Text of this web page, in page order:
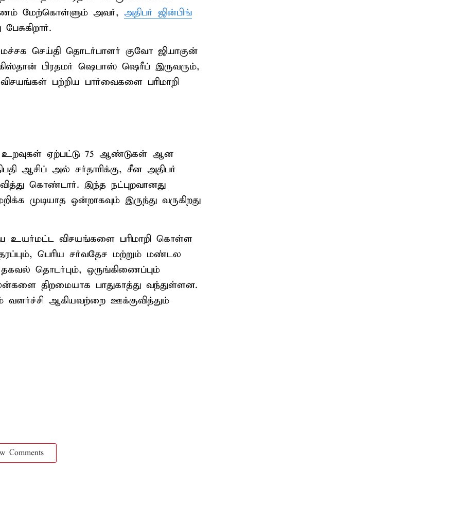
மேற்கொள்ளும் அவர், அதிபர் ஜின்பிங்
செய்தி தொடர்பாளர் குவோ ஜியாகுன்
பிரதமர் ஷெபாஸ் ஷெரீப் இருவரும்,
பற்றிய பார்வைகளை பரிமாறி
உறவுகள் ஏற்பட்டு 75 ஆண்டுகள் ஆன
ஆசிப் அல் சர்தாரிக்கு, சீன அதிபர்
கொண்டார். இந்த நட்புறவானது
முடியாத ஒன்றாகவும் இருந்து வருகிறது
உயர்மட்ட விசயங்களை பரிமாறி கொள்ள
பெரிய சர்வதேச மற்றும் மண்டல
தொடர்பும், ஒருங்கிணைப்பும்
திறமையாக பாதுகாத்து வந்துள்ளன.
வளர்ச்சி ஆகியவற்றை ஊக்குவித்தும்
Comments